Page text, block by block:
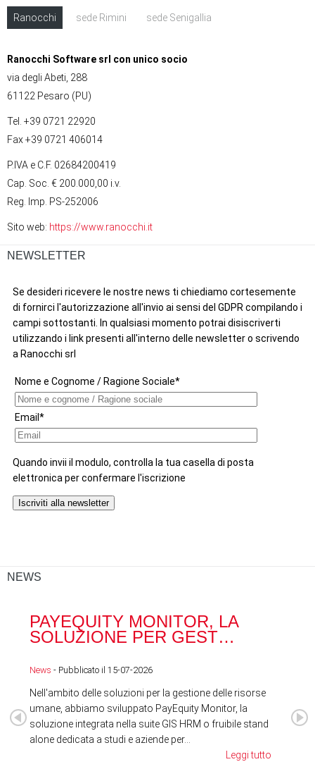
Ranocchi sede Rimini sede Senigallia
Ranocchi Software srl con unico socio
via degli Abeti, 288
61122 Pesaro (PU)
Tel. +39 0721 22920
Fax +39 0721 406014
P.IVA e C.F. 02684200419
Cap. Soc. € 200.000,00 i.v.
Reg. Imp. PS-252006
Sito web: https://www.ranocchi.it
NEWSLETTER
NEWS
PAYEQUITY MONITOR, LA
SOLUZIONE PER GEST…
News - Pubblicato il 15-07-2026
Nell'ambito delle soluzioni per la gestione delle risorse
umane, abbiamo sviluppato PayEquity Monitor, la
soluzione integrata nella suite GIS HRM o fruibile stand
alone dedicata a studi e aziende per...
Leggi tutto